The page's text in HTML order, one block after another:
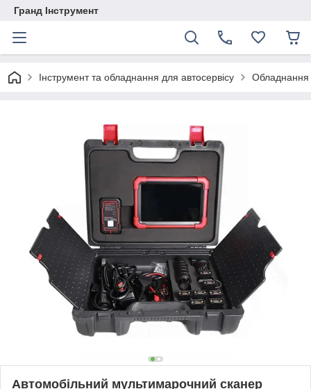
Гранд Інструмент
Інструмент та обладнання для автосервісу Обладнання
Автомобільний мультимарочний сканер